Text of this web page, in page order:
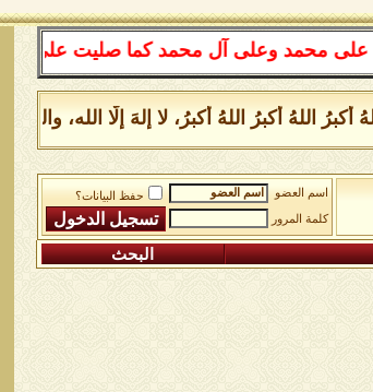
محمد وعلى آل محمد كما صليت على
أكبرُ اللهُ أكبرُ اللهُ أكبرُ، لا إلهَ إلَّا الله،
اسم العضو
حفظ البيانات؟
كلمة المرور
البحث